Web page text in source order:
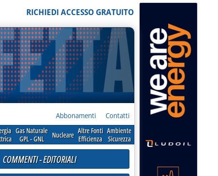
RICHIEDI ACCESSO GRATUITO
Abbonamenti Contatti
Gas Naturale
GPL - GNL
Nucleare Altre Fonti
Efficienza
Ambiente
Sicurezza
COMMENTI - EDITORIALI